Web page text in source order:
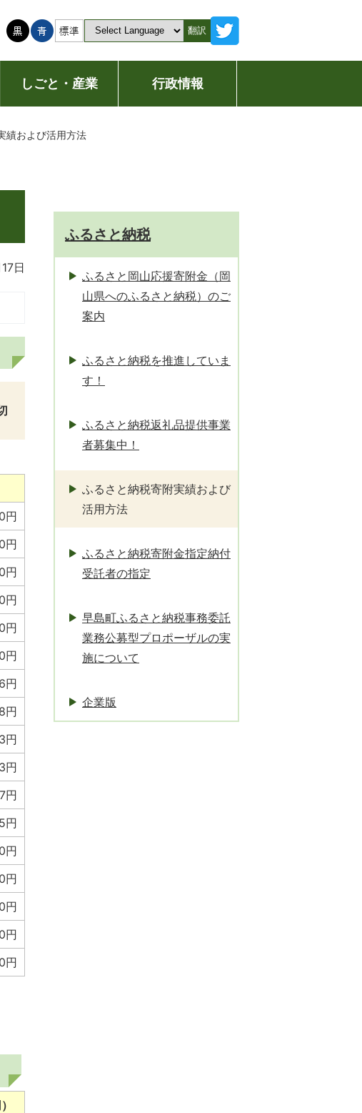
翻訳
しごと・産業 行政情報
績および活用方法
日
円
円
円
円
円
円
円
円
円
円
円
円
円
円
円
円
円
ふるさと納税
ふるさと岡山応援寄附金（岡
山県へのふるさと納税）のご
案内
ふるさと納税を推進していま
す！
ふるさと納税返礼品提供事業
者募集中！
ふるさと納税寄附実績および
活用方法
ふるさと納税寄附金指定納付
受託者の指定
早島町ふるさと納税事務委託
業務公募型プロポーザルの実
施について
企業版